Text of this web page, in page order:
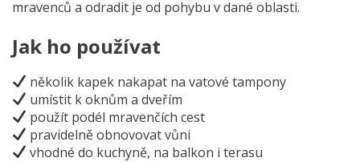
mravenců a odradit je od pohybu v dané oblasti.
Jak ho používat
několik kapek nakapat na vatové tampony
umístit k oknům a dveřím
použít podél mravenčích cest
pravidelně obnovovat vůni
vhodné do kuchyně, na balkon i terasu